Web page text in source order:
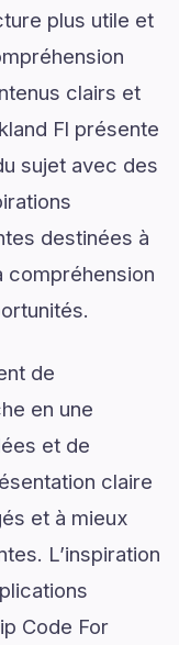
plus utile et
clairs et
Fl présente
sujet avec des
destinées à
compréhension
de
en une
et de
claire
et à mieux
L’inspiration
Code For